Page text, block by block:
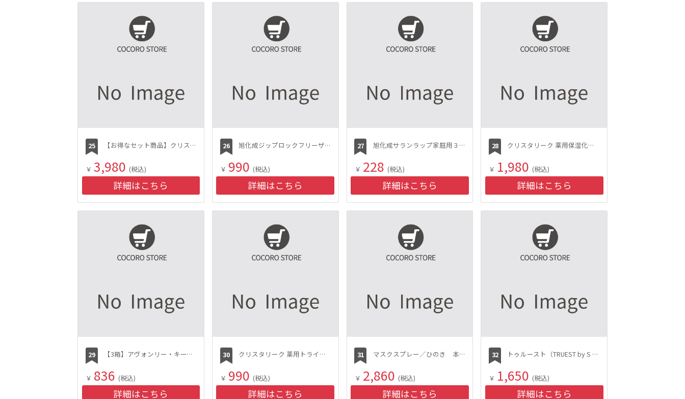
【お得なセット商品】クリスタリーク 薬用保湿化粧水／薬用保湿乳液
￥ 3,980 (税込)
詳細はこちら
旭化成ジップロックフリーザーバッグＬ３０枚
￥ 990 (税込)
詳細はこちら
旭化成サランラップ家庭用３０ｃｍ×２０ｍ
￥ 228 (税込)
詳細はこちら
クリスタリーク 薬用保湿化粧水
￥ 1,980 (税込)
詳細はこちら
【3箱】アヴォンリー・キース 保湿ペーパー 3箱×1セット
￥ 836 (税込)
詳細はこちら
クリスタリーク 薬用トライアルセット
￥ 990 (税込)
詳細はこちら
マスクスプレー／ひのき 本体・詰替用セット
￥ 2,860 (税込)
詳細はこちら
トゥルースト（TRUEST by S FREE） 酸熱TRヘアオイル
￥ 1,650 (税込)
詳細はこちら